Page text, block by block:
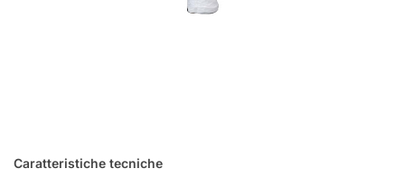
Caratteristiche tecniche